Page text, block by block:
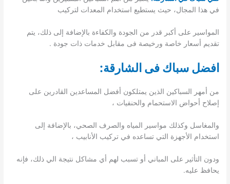
في هذا المجال، حيث يستطيع استخدام المعدات لتركيب
المواسير على أكبر قدر من الجودة والكفاءة بالإضافة إلى ذلك، يتم
تقديم أسعار خاصة ورخيصة فى مقابل خدمات ذات جودة .
افضل سباك فى الشارقة:
من أمهر السباكين الذين يمتلكون أفضل المساعدين القادرين على
إصلاح أحواض الاستحمام والحنفيات ،
والمغاسل وكذلك مواسير المياه والصرف الصحي، بالإضافة إلى
استخدام الأجهزة التي تساعده في تركيب الأنابيب ،
ودون التأثير على المباني أو تسبب لهم أي مشاكل نتيجة الي ذلك، فإنه
يحافظ عليه.